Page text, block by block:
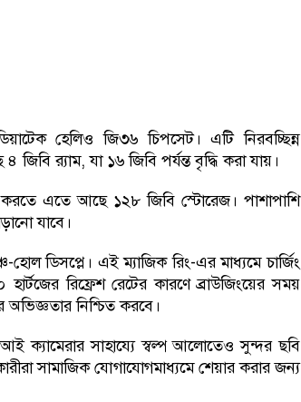
হেলিও জি৩৬ চিপসেট। এটি নিরবচ্ছিন্ন
জিবি র‍্যাম, যা ১৬ জিবি পর্যন্ত বৃদ্ধি করা যায়।
এতে আছে ১২৮ জিবি স্টোরেজ। পাশাপাশি
যাবে।
ডিসপ্লে। এই ম্যাজিক রিং-এর মাধ্যমে চার্জিং
রিফ্রেশ রেটের কারণে ব্রাউজিংয়ের সময়
অভিজ্ঞতার নিশ্চিত করবে।
ক্যামেরার সাহায্যে স্বল্প আলোতেও সুন্দর ছবি
সামাজিক যোগাযোগমাধ্যমে শেয়ার করার জন্য